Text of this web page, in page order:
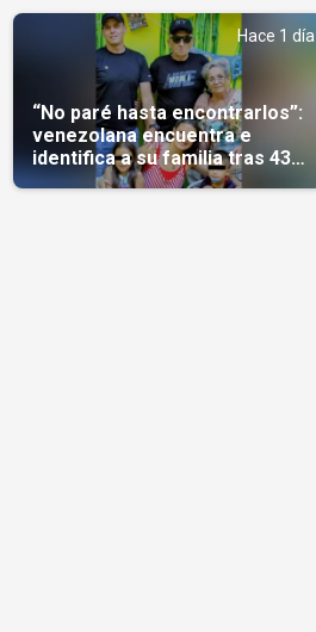
Hace 1 día
“No paré hasta encontrarlos”:
venezolana encuentra e
identifica a su familia tras 43
días del terremoto